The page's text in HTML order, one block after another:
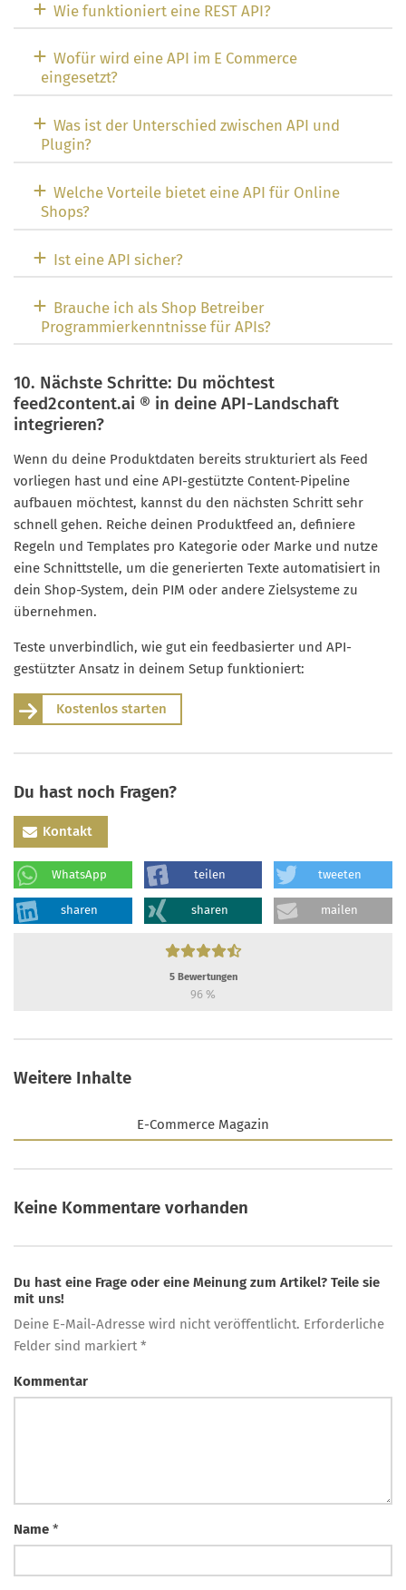
Wie funktioniert eine REST API?
Wofür wird eine API im E Commerce
eingesetzt?
Was ist der Unterschied zwischen API und
Plugin?
Welche Vorteile bietet eine API für Online
Shops?
Ist eine API sicher?
Brauche ich als Shop Betreiber
Programmierkenntnisse für APIs?
10. Nächste Schritte: Du möchtest
feed2content.ai ® in deine API-Landschaft
integrieren?
Wenn du deine Produktdaten bereits strukturiert als Feed
vorliegen hast und eine API-gestützte Content-Pipeline
aufbauen möchtest, kannst du den nächsten Schritt sehr
schnell gehen. Reiche deinen Produktfeed an, definiere
Regeln und Templates pro Kategorie oder Marke und nutze
eine Schnittstelle, um die generierten Texte automatisiert in
dein Shop-System, dein PIM oder andere Zielsysteme zu
übernehmen.
Teste unverbindlich, wie gut ein feedbasierter und API-
gestützter Ansatz in deinem Setup funktioniert:
Kostenlos starten
Du hast noch Fragen?
Kontakt
WhatsApp teilen tweeten
sharen sharen mailen
5Bewertungen
96 %
Weitere Inhalte
E-Commerce Magazin
Keine Kommentare vorhanden
Du hast eine Frage oder eine Meinung zum Artikel? Teile sie
mit uns!
Deine E-Mail-Adresse wird nicht veröffentlicht. Erforderliche
Felder sind markiert *
Kommentar
Name *